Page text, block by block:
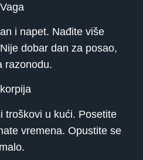
Vaga
i napet. Nađite više
dobar dan za posao,
razonodu.
troškovi u kući. Posetite
vremena. Opustite se
malo.